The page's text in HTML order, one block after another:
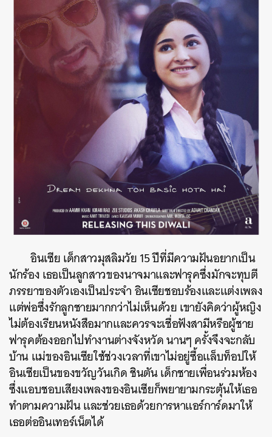
อินเซีย เด็กสาวมุสลิมวัย 15 ปีที่มีความฝันอยากเป็น
นักร้อง เธอเป็นลูกสาวของนาจมาและฟารุคซึ่งมักจะทุบตี
ภรรยาของตัวเองเป็นประจำ อินเซียชอบร้องและแต่งเพลง
แต่พ่อซึ่งรักลูกชายมากกว่าไม่เห็นด้วย เขายังคิดว่าผู้หญิง
ไม่ต้องเรียนหนังสือมากและควรจะเชื่อฟังสามีหรือผู้ชาย
ฟารุคต้องออกไปทำงานต่างจังหวัด นานๆ ครั้งจึงจะกลับ
บ้าน แม่ของอินเซียใช้ช่วงเวลาที่เขาไม่อยู่ซื้อแล็บท็อปให้
อินเซียเป็นของขวัญวันเกิด ชินตัน เด็กชายเพื่อนร่วมห้อง
ซึ่งแอบชอบเสียงเพลงของอินเซียก็พยายามกระตุ้นให้เธอ
ทำตามความฝัน และช่วยเธอด้วยการหาแอร์การ์ดมาให้
เธอต่ออินเทอร์เน็ตได้